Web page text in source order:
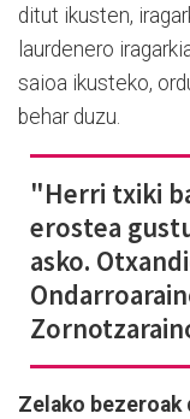
ditut ikusten,
laurdenero
saioa ikusteko,
behar duzu.
"Herri txiki
erostea
asko.
Zelako bezeroak